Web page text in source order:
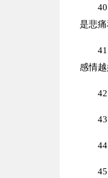
是悲痛
感情越